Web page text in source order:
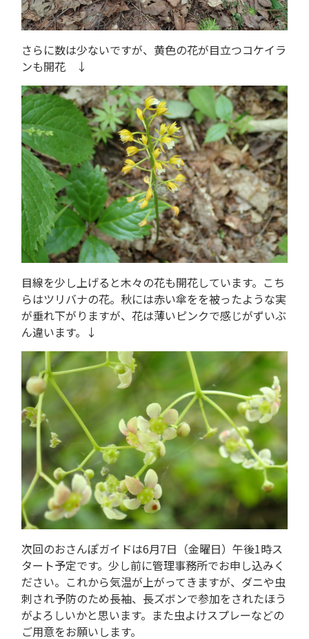
さらに数は少ないですが、黄色の花が目立つコケイラ
ンも開花 ↓
目線を少し上げると木々の花も開花しています。こち
らはツリバナの花。秋には赤い傘をを被ったような実
が垂れ下がりますが、花は薄いピンクで感じがずいぶ
ん違います。↓
次回のおさんぽガイドは6月7日（金曜日）午後1時ス
タート予定です。少し前に管理事務所でお申し込みく
ださい。これから気温が上がってきますが、ダニや虫
刺され予防のため長袖、長ズボンで参加をされたほう
がよろしいかと思います。また虫よけスプレーなどの
ご用意をお願いします。